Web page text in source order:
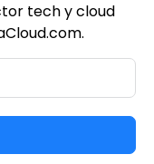
tech y cloud